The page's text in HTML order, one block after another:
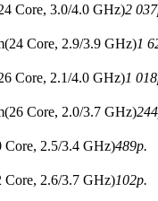
Core, 3.0/4.0 GHz)2 037
Core, 2.9/3.9 GHz)1
Core, 2.1/4.0 GHz)1 018
Core, 2.0/3.7 GHz)244
Core, 2.5/3.4 GHz)489р.
Core, 2.6/3.7 GHz)102р.